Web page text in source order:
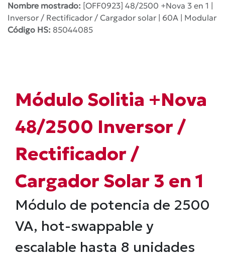
Nombre mostrado: [OFF0923] 48/2500 +Nova 3 en 1 |
Inversor / Rectificador / Cargador solar | 60A | Modular
Código HS: 85044085
Módulo Solitia +Nova
48/2500 Inversor /
Rectificador /
Cargador Solar 3 en 1
Módulo de potencia de 2500
VA, hot-swappable y
escalable hasta 8 unidades